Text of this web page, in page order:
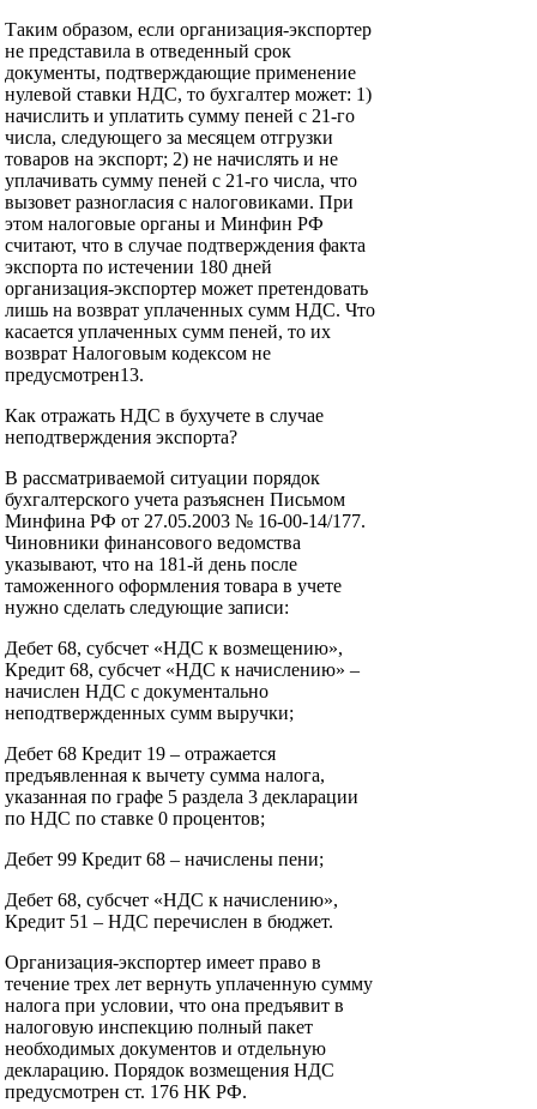
Таким образом, если организация-экспортер
не представила в отведенный срок
документы, подтверждающие применение
нулевой ставки НДС, то бухгалтер может: 1)
начислить и уплатить сумму пеней с 21-го
числа, следующего за месяцем отгрузки
товаров на экспорт; 2) не начислять и не
уплачивать сумму пеней с 21-го числа, что
вызовет разногласия с налоговиками. При
этом налоговые органы и Минфин РФ
считают, что в случае подтверждения факта
экспорта по истечении 180 дней
организация-экспортер может претендовать
лишь на возврат уплаченных сумм НДС. Что
касается уплаченных сумм пеней, то их
возврат Налоговым кодексом не
предусмотрен13.
Как отражать НДС в бухучете в случае
неподтверждения экспорта?
В рассматриваемой ситуации порядок
бухгалтерского учета разъяснен Письмом
Минфина РФ от 27.05.2003 № 16-00-14/177.
Чиновники финансового ведомства
указывают, что на 181-й день после
таможенного оформления товара в учете
нужно сделать следующие записи:
Дебет 68, субсчет «НДС к возмещению»,
Кредит 68, субсчет «НДС к начислению» –
начислен НДС с документально
неподтвержденных сумм выручки;
Дебет 68 Кредит 19 – отражается
предъявленная к вычету сумма налога,
указанная по графе 5 раздела 3 декларации
по НДС по ставке 0 процентов;
Дебет 99 Кредит 68 – начислены пени;
Дебет 68, субсчет «НДС к начислению»,
Кредит 51 – НДС перечислен в бюджет.
Организация-экспортер имеет право в
течение трех лет вернуть уплаченную сумму
налога при условии, что она предъявит в
налоговую инспекцию полный пакет
необходимых документов и отдельную
декларацию. Порядок возмещения НДС
предусмотрен ст. 176 НК РФ.